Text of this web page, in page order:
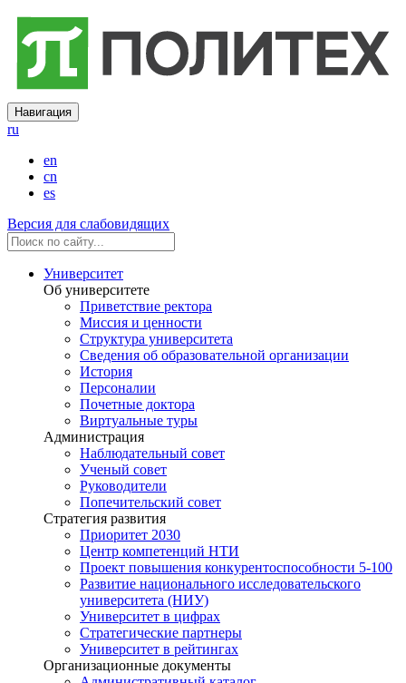
Навигация
ru
en
cn
es
Версия для слабовидящих
Университет
Об университете
Приветствие ректора
Миссия и ценности
Структура университета
Сведения об образовательной организации
История
Персоналии
Почетные доктора
Виртуальные туры
Администрация
Наблюдательный совет
Ученый совет
Руководители
Попечительский совет
Стратегия развития
Приоритет 2030
Центр компетенций НТИ
Проект повышения конкурентоспособности 5-100
Развитие национального исследовательского
университета (НИУ)
Университет в цифрах
Стратегические партнеры
Университет в рейтингах
Организационные документы